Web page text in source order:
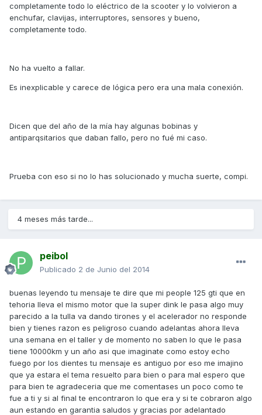
completamente todo lo eléctrico de la scooter y lo volvieron a
enchufar, clavijas, interruptores, sensores y bueno,
completamente todo.
No ha vuelto a fallar.
Es inexplicable y carece de lógica pero era una mala conexión.
Dicen que del año de la mía hay algunas bobinas y
antiparqsitarios que daban fallo, pero no fué mi caso.
Prueba con eso si no lo has solucionado y mucha suerte, compi.
4 meses más tarde...
peibol
Publicado 2 de Junio del 2014
buenas leyendo tu mensaje te dire que mi people 125 gti que en
tehoria lleva el mismo motor que la super dink le pasa algo muy
parecido a la tulla va dando tirones y el acelerador no responde
bien y tienes razon es peligroso cuando adelantas ahora lleva
una semana en el taller y de momento no saben lo que le pasa
tiene 10000km y un año asi que imaginate como estoy echo
fuego por los dientes tu mensaje es antiguo por eso me imajino
que ya estara el tema resuelto para bien o para mal espero que
para bien te agradeceria que me comentases un poco como te
fue a ti y si al final te encontraron lo que era y si te cobraron algo
aun estando en garantia saludos y gracias por adelantado